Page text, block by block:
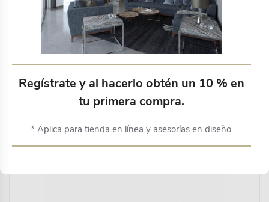
Productos relacionados
Regístrate y al hacerlo obtén un 10 % en
tu primera compra.
* Aplica para tienda en línea y asesorías en diseño.